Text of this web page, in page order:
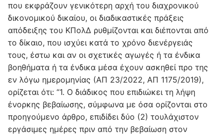
που εκφράζουν γενικότερη αρχή του διαχρονικού
δικονομικού δικαίου, οι διαδικαστικές πράξεις
απόδειξης του ΚΠολΔ ρυθμίζονται και διέπονται από
το δίκαιο, που ισχύει κατά το χρόνο διενέργειάς
τους, έστω και αν οι σχετικές αγωγές ή τα ένδικα
βοηθήματα ή τα ένδικα μέσα έχουν ασκηθεί προ της
εν λόγω ημερομηνίας (ΑΠ 23/2022, ΑΠ 1175/2019),
ορίζεται ότι: “1. Ο διάδικος που επιδιώκει τη λήψη
ένορκης βεβαίωσης, σύμφωνα με όσα ορίζονται στο
προηγούμενο άρθρο, επιδίδει δύο (2) τουλάχιστον
εργάσιμες ημέρες πριν από την βεβαίωση στον